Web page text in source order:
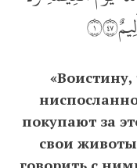
покупают за
свои